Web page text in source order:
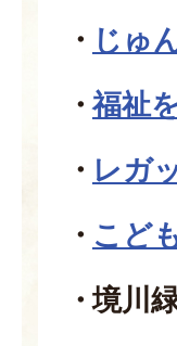
じゅ
福祉
レガ
こど
境川